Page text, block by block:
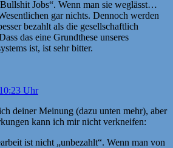
Jobs“. Wenn man sie weglässt…
gar nichts. Dennoch werden
bezahlt als die gesellschaftlich
das eine Grundthese unseres
ist, ist sehr bitter.
Uhr
deiner Meinung (dazu unten mehr), aber
kann ich mir nicht verkneifen:
ist nicht „unbezahlt“. Wenn man von